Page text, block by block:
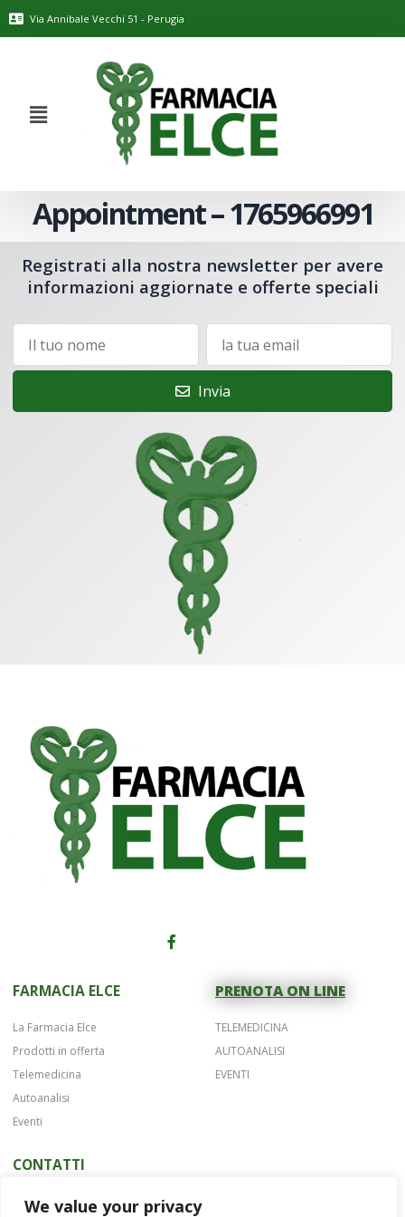
We value your privacy
Via Annibale Vecchi 51 - Perugia
Appointment – 1765966991
Registrati alla nostra newsletter per avere
informazioni aggiornate e offerte speciali
Invia
FARMACIA ELCE
La Farmacia Elce
Prodotti in offerta
Telemedicina
Autoanalisi
Eventi
PRENOTA ON LINE
TELEMEDICINA
AUTOANALISI
EVENTI
CONTATTI
Telefono 075 42622